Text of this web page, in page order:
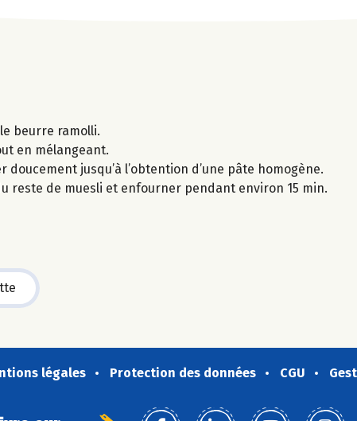
beurre ramolli.
en mélangeant.
jusqu’à l’obtention d’une pâte homogène.
reste de muesli et enfourner pendant environ 15 min.
légales Protection des données CGU